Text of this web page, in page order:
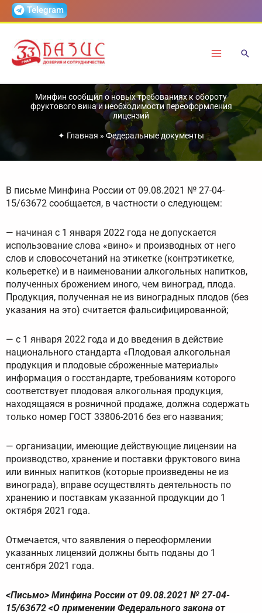
ПерейтиTelegram
Минфин сообщил о новых требованиях к обороту
фруктового вина и необходимости переоформления
лицензий
✦ Главная » Федеральные документы
В письме Минфина России от 09.08.2021 № 27-04-
15/63672 сообщается, в частности о следующем:
— начиная с 1 января 2022 года не допускается
использование слова «вино» и производных от него
слов и словосочетаний на этикетке (контрэтикетке,
кольеретке) и в наименовании алкогольных напитков,
полученных брожением иного, чем виноград, плода.
Продукция, полученная не из виноградных плодов (без
указания на это) считается фальсифицированной;
— с 1 января 2022 года и до введения в действие
национального стандарта «Плодовая алкогольная
продукция и плодовые сброженные материалы»
информация о госстандарте, требованиям которого
соответствует плодовая алкогольная продукция,
находящаяся в розничной продаже, должна содержать
только номер ГОСТ 33806-2016 без его названия;
— организации, имеющие действующие лицензии на
производство, хранение и поставки фруктового вина
или винных напитков (которые произведены не из
винограда), вправе осуществлять деятельность по
хранению и поставкам указанной продукции до 1
октября 2021 года.
Отмечается, что заявления о переоформлении
указанных лицензий должны быть поданы до 1
сентября 2021 года.
<Письмо> Минфина России от 09.08.2021 № 27-04-
15/63672 <О применении Федерального закона от